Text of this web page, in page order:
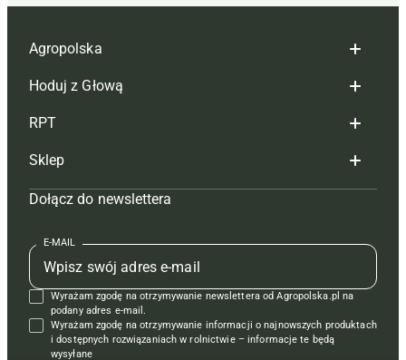
Agropolska
Redakcja
Reklama
Tagi
Mapa serwisu
Kontakt
Regulamin
Polityka prywatności
Hoduj z Głową
Hoduj z głową bydło
Hoduj z głową świnie
Prenumerata
Redakcja
Kontakt
Reklama
RPT
Redakcja
Prenumerata
Reklama
Kontakt
Krzyżówki
Sklep
Czasopisma i prenumerata
Książki
Regulamin
Dołącz do newslettera
E-MAIL
Wyrażam zgodę na otrzymywanie newslettera od Agropolska.pl na
podany adres e-mail.
Wyrażam zgodę na otrzymywanie informacji o najnowszych produktach
i dostępnych rozwiązaniach w rolnictwie – informacje te będą
wysyłane